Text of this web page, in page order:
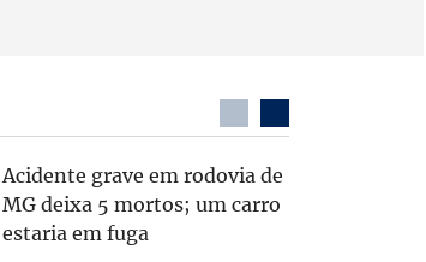
Acidente grave em rodovia de
MG deixa 5 mortos; um carro
estaria em fuga